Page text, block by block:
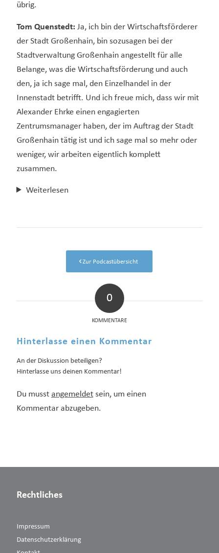
übrig.
Tom Quenstedt: Ja, ich bin der Wirtschaftsförderer
der Stadt Großenhain, bin sozusagen bei der
Stadtverwaltung Großenhain angestellt für alle
Belange, was die Wirtschaftsförderung und auch
den, ja ich sage mal, den Einzelhandel in der
Innenstadt betrifft. Und ich freue mich, dass wir mit
Alexander Ehrke einen engagierten
Zentrumsmanager haben, der im Auftrag der Stadt
Großenhain tätig ist und ich sage mal so mehr oder
weniger, wir arbeiten eigentlich komplett
zusammen.
Weiterlesen
Zur Podcastübersicht
0
KOMMENTARE
Hinterlasse einen Kommentar
An der Diskussion beteiligen?
Hinterlasse uns deinen Kommentar!
Du musst angemeldetsein, um einen
Kommentar abzugeben.
Rechtliches
Impressum
Datenschutzerklärung